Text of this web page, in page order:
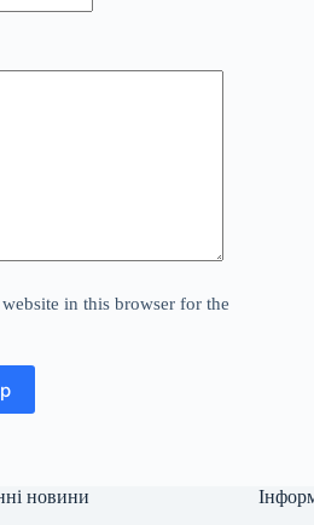
in this browser for the
новини